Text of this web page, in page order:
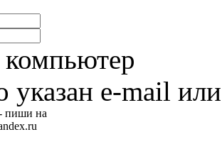
указан e-mail
пиши на